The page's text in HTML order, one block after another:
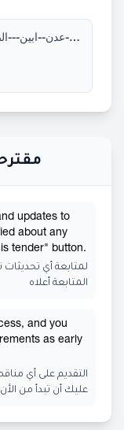
استئجار-سيارات-؛(-عدن--ابين---الضالع---شبوةةة-)-2026(1)_١٠٥١٣٧.docx
updates to
about any
tender" button.
لمتابعة أي
المتابعة أعلاه
and you
as early
التقديم على أي
عليك أن تبدأ من